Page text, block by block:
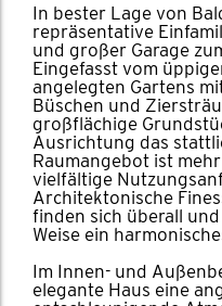
In bester Lage von
repräsentative
und großer Garage
Eingefasst vom
angelegten Gartens
Büschen und
großflächige
Ausrichtung das
Raumangebot ist
vielfältige
Architektonische
finden sich überall
Weise ein
Im Innen- und
elegante Haus eine